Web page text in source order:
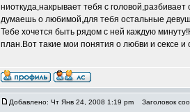
ниоткуда,накрывает тебя с
думаешь о любимой,для тебя остальные
Тебе хочется быть рядом с ней каждую
план.Вот такие мои понятия о любви и сексе и
Добавлено: Чт Янв 24, 2008 1:19 pm Заголовок